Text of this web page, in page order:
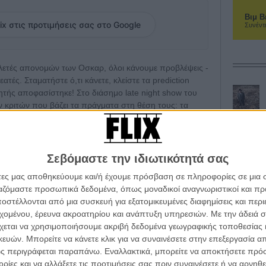
Σεβόμαστε την ιδιωτικότητά σας
μας αποθηκεύουμε και/ή έχουμε πρόσβαση σε πληροφορίες σε
προσωπικά δεδομένα, όπως μοναδικοί αναγνωριστικοί και
από μια συσκευή για εξατομικευμένες διαφημίσεις και
έρευνα ακροατηρίου και ανάπτυξη υπηρεσιών. Με την άδειά
να χρησιμοποιήσουμε ακριβή δεδομένα γεωγραφικής τοποθεσίας
Μπορείτε να κάνετε κλικ για να συναινέσετε στην επεξεργασία
περιγράφεται παραπάνω. Εναλλακτικά, μπορείτε να αποκτήσετε
και να αλλάξετε τις προτιμήσεις σας πριν συναινέσετε ή να
στις προτιμήσεις σας στο Google
απονομών των Οσκαρ, όλοι κάνουμε προβλέψεις -
Σταματήστε ό,τι κάνετε, κλείστε τα prediction
αποφασίστηκε! Στο διάσημο late night show του
κριτών που βάζει τα πράγματα στη θέση τους: τα
με την αλάνθαστη μέθοδο που τους υποβάλει ο
δοκιμασμένο με επιτυχία από τις Προεδρικές
Ταινίας ο Φάλον έντυσε με επίσημο
έστρωσε κόκκινο χαλί στο στούντιο του «On Late
πιάτα με σκυλοτροφή - κάθε ένα από τα οποία είχε
Αυτό που θα συγκέντρωνε τα περισσότερα κουτάβια
το αποτέλεσμα της Κυριακής!
από την μία, θα φέρει ένα χαμόγελο στα χείλη σας,
επιστημονική μέθοδος μπορεί να είναι περισσότερο
Βιμ